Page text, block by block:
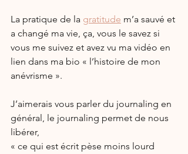
La pratique de la gratitude m’a sauvé et
a changé ma vie, ça, vous le savez si
vous me suivez et avez vu ma vidéo en
lien dans ma bio « l’histoire de mon
anévrisme ».
J’aimerais vous parler du journaling en
général, le journaling permet de nous
libérer,
« ce qui est écrit pèse moins lourd